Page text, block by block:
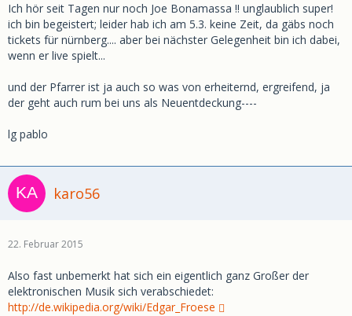
Ich hör seit Tagen nur noch Joe Bonamassa !! unglaublich super!
ich bin begeistert; leider hab ich am 5.3. keine Zeit, da gäbs noch
tickets für nürnberg.... aber bei nächster Gelegenheit bin ich dabei,
wenn er live spielt...
und der Pfarrer ist ja auch so was von erheiternd, ergreifend, ja
der geht auch rum bei uns als Neuentdeckung----
lg pablo
karo56
22. Februar 2015
Also fast unbemerkt hat sich ein eigentlich ganz Großer der
elektronischen Musik sich verabschiedet:
http://de.wikipedia.org/wiki/Edgar_Froese